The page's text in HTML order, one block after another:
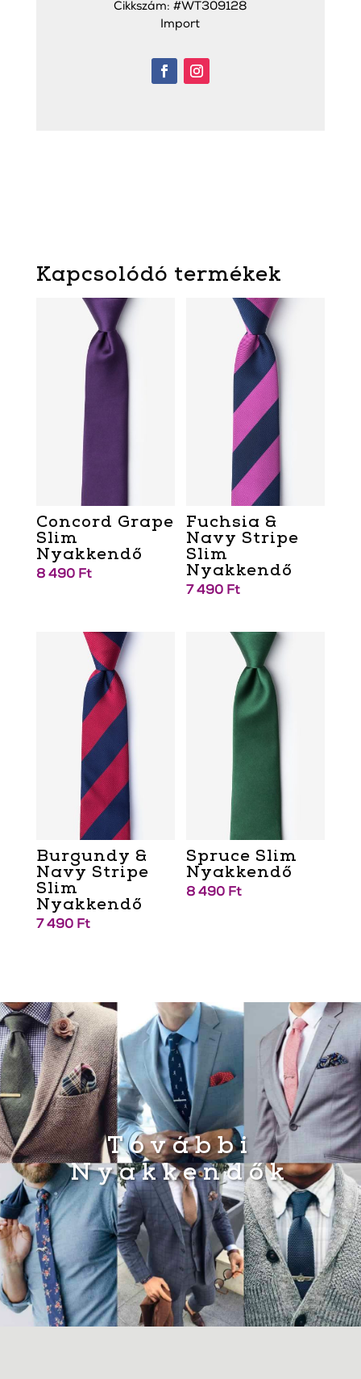
Cikkszám: #WT309128
Import
Kapcsolódó termékek
Concord Grape
Slim
Nyakkendő
8 490 Ft
Fuchsia &
Navy Stripe
Slim
Nyakkendő
7 490 Ft
Burgundy &
Navy Stripe
Slim
Nyakkendő
7 490 Ft
Spruce Slim
Nyakkendő
8 490 Ft
További
Nyakkendők